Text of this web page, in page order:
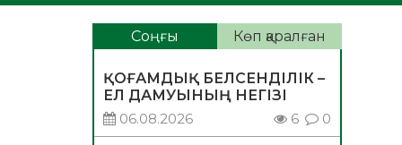
Соңғы Көп қаралған
ҚОҒАМДЫҚ БЕЛСЕНДІЛІК –
ЕЛ ДАМУЫНЫҢ НЕГІЗІ
06.08.2026
6 0